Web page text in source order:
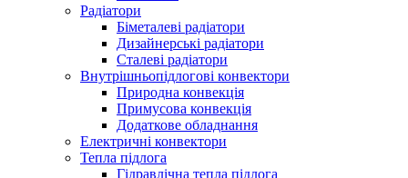
Радіатори
Біметалеві радіатори
Дизайнерські радіатори
Сталеві радіатори
Внутрішньопідлогові конвектори
Природна конвекція
Примусова конвекція
Додаткове обладнання
Електричні конвектори
Тепла підлога
Гідравлічна тепла підлога